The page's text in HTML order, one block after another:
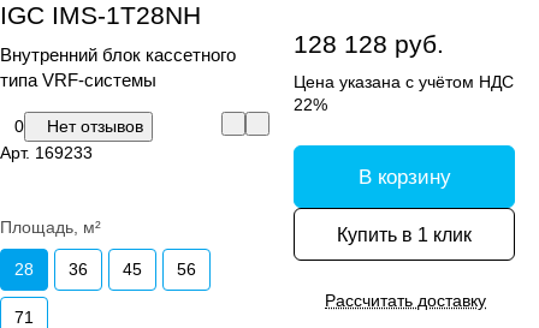
IGC IMS-1T28NH
Внутренний блок кассетного
типа VRF-системы
0
Нет отзывов
Арт. 169233
Площадь, м²
28 36 45 56
71
128 128 руб.
Цена указана с учётом НДС
22%
В корзину
Купить в 1 клик
Рассчитать доставку